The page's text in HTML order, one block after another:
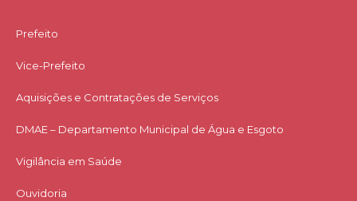
Prefeito
Vice-Prefeito
Aquisições e Contratações de Serviços​
DMAE – Departamento Municipal de Água e Esgoto
Vigilância em Saúde
Ouvidoria